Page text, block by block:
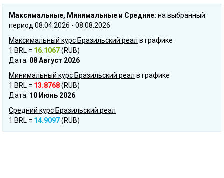
Mаксимальные, Mинимальные и Cредние: на выбранный
период 08.04.2026 - 08.08.2026
Максимальный курс Бразильский реал в графике
1 BRL = 16.1067(RUB)
Дата: 08 Август 2026
Минимальный курс Бразильский реал в графике
1 BRL = 13.8768(RUB)
Дата: 10 Июнь 2026
Средний курс Бразильский реал
1 BRL = 14.9097(RUB)